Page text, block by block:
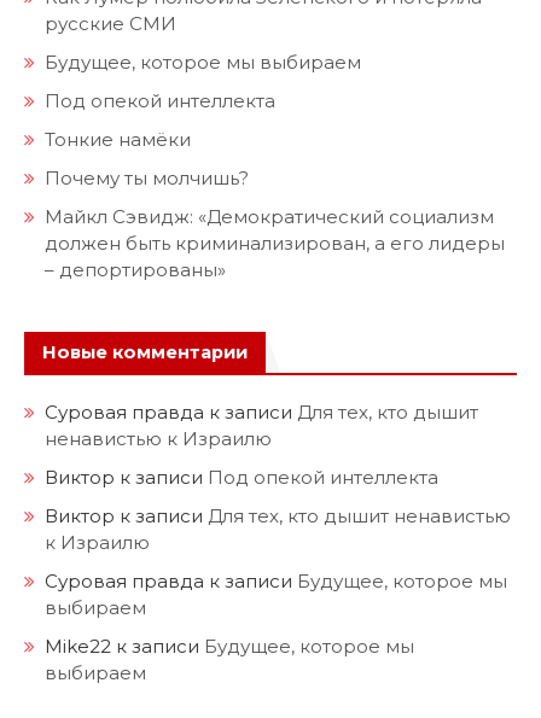
русские СМИ
Будущее, которое мы выбираем
Под опекой интеллекта
Тонкие намёки
Почему ты молчишь?
Майкл Сэвидж: «Демократический социализм
должен быть криминализирован, а его лидеры
– депортированы»
Новые комментарии
Суровая правда к записи Для тех, кто дышит
ненавистью к Израилю
Виктор к записи Под опекой интеллекта
Виктор к записи Для тех, кто дышит ненавистью
к Израилю
Суровая правда к записи Будущее, которое мы
выбираем
Mike22 к записи Будущее, которое мы
выбираем